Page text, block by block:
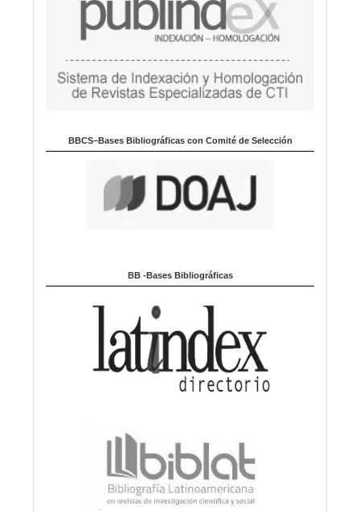
BBCS–Bases Bibliográficas con Comité de Selección
BB -Bases Bibliográficas